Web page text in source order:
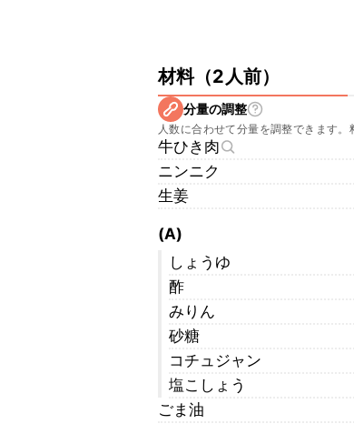
材料（2人前）
分量の調整
人数に合わせて分量を調整できます
牛ひき肉
ニンニク
生姜
(A)
しょうゆ
酢
みりん
砂糖
コチュジャン
塩こしょう
ごま油